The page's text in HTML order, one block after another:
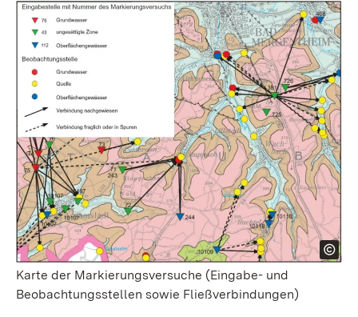
Karte der Markierungsversuche (Eingabe- und
Beobachtungsstellen sowie Fließverbindungen)